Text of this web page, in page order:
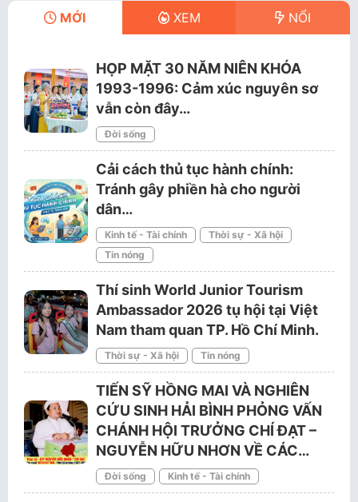
MỚI XEM NỔI
HỌP MẶT 30 NĂM NIÊN KHÓA
1993-1996: Cảm xúc nguyên sơ
vẫn còn đây…
Đời sống
Cải cách thủ tục hành chính:
Tránh gây phiền hà cho người
dân…
Kinh tế - Tài chính
Thời sự - Xã hội
Tin nóng
Thí sinh World Junior Tourism
Ambassador 2026 tụ hội tại Việt
Nam tham quan TP. Hồ Chí Minh.
Thời sự - Xã hội Tin nóng
TIẾN SỸ HỒNG MAI VÀ NGHIÊN
CỨU SINH HẢI BÌNH PHỎNG VẤN
CHÁNH HỘI TRƯỞNG CHÍ ĐẠT –
NGUYỄN HỮU NHƠN VỀ CÁC…
Đời sống Kinh tế - Tài chính